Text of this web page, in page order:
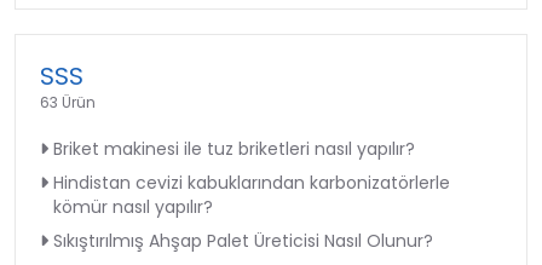
SSS
63 Ürün
Briket makinesi ile tuz briketleri nasıl yapılır?
Hindistan cevizi kabuklarından karbonizatörlerle
kömür nasıl yapılır?
Sıkıştırılmış Ahşap Palet Üreticisi Nasıl Olunur?